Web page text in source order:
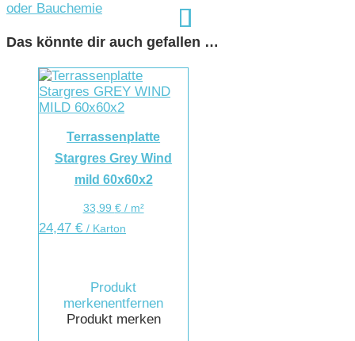
oder Bauchemie
Das könnte dir auch gefallen …
Terrassenplatte
Stargres Grey Wind
mild 60x60x2
33,99 €/ m²
24,47 € / Karton
Produkt
merkenentfernen
Produkt merken